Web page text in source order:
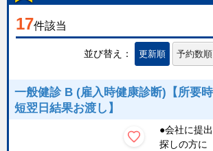
17件該当
並び替え： 更新順 予約数順
一般健診 B (雇入時健康診断)【所要
短翌日結果お渡し】
●会社に提
探しの方に